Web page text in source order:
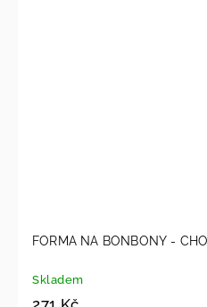
FORMA NA BONBONY
Skladem